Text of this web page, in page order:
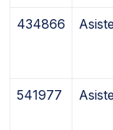
434866
541977